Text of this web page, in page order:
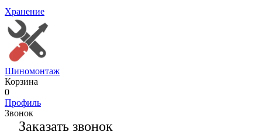
Хранение
Шиномонтаж
Корзина
0
Профиль
Звонок
Заказать звонок